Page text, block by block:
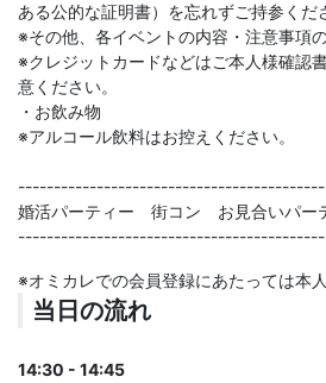
ある公的な証明書）を忘れずご持参くだ
※その他、各イベントの内容・注意事項
※クレジットカードなどはご本人様確認
意ください。
・お飲み物
※アルコール飲料はお控えください。
婚活パーティー 街コン お見合いパー
※オミカレでの会員登録にあたっては本
当日の流れ
14:30 - 14:45